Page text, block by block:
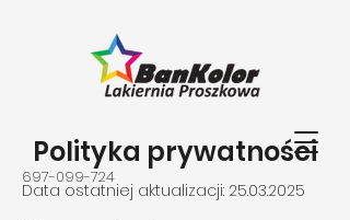
697-099-724
Polityka prywatności
Data ostatniej aktualizacji: 25.03.2025